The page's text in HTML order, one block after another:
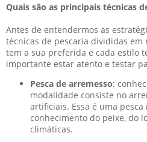
Quais são as principais técnicas
Antes de entendermos as
técnicas de pescaria divididas em
tem a sua preferida e cada estilo
importante estar atento e testar
Pesca de arremesso:
modalidade consiste no
artificiais. Essa é uma
conhecimento do peixe, do
climáticas.